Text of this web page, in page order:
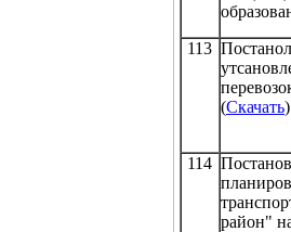
113
(Скачать)
114
район"